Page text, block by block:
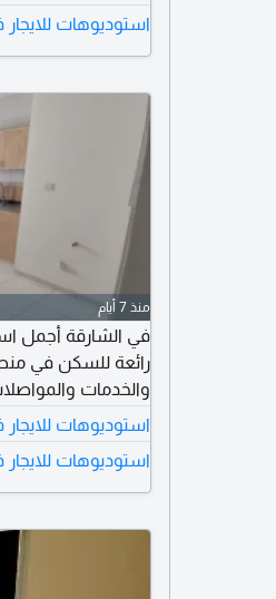
مع تسهيلات في السداد
استوديوهات
منذ 7 أيام
في الشارقة أجمل
رائعة للسكن في
والخدمات
مميز جدا وقريب من
محطات الباصات
استوديوهات
استوديوهات